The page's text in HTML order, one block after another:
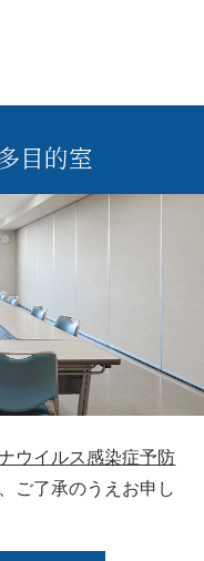
目的室
ナウイルス感染症予防
ご了承のうえお申し